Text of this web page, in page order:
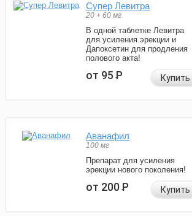
Супер Левитра
20 + 60 мг
В одной таблетке Левитра
для усиления эрекции и
Дапоксетин для продления
полового акта!
от 95Р Купить
Аванафил
100 мг
Препарат для усиления
эрекции нового поколения!
от 200Р Купить